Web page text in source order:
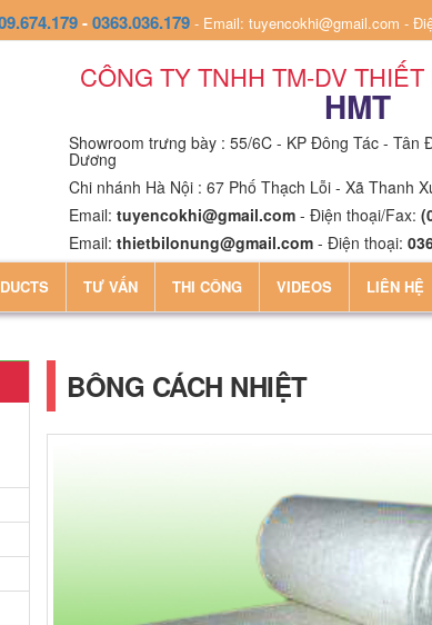
-0363.036.179 - Email: tuyencokhi@gmail.com -
CÔNG TY TNHH TM-DV
HMT
Showroom trưng bày : 55/6C - KP Đông Tác - Tân
Dương
Chi nhánh Hà Nội : 67 Phố Thạch Lỗi - Xã Thanh
Email: tuyencokhi@gmail.com- Điện thoại/Fax:
Email: thietbilonung@gmail.com- Điện thoại:
TƯ VẤN THI CÔNG VIDEOS LIÊN HỆ
BÔNG CÁCH NHIỆT